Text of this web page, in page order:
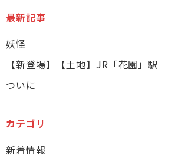
最新記事
妖怪
【新登場】【土地】JR「花園」駅
ついに
カテゴリ
新着情報